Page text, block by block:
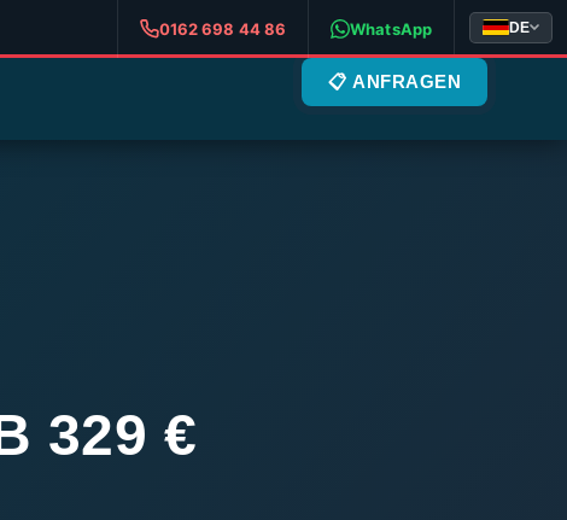
0162 698 44 86 WhatsApp DE
📋 ANFRAGEN
329 €